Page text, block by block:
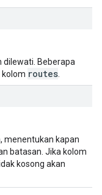
dilewati. Beberapa
kolom routes
menentukan kapan
batasan. Jika kolom
kosong akan